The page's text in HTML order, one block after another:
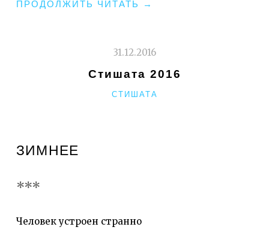
ПРОДОЛЖИТЬ ЧИТАТЬ
"СОПЛИ
ПЕРВАЯ.
→
31.12.2016
Стишата 2016
РУБРИКИ
СТИШАТА
ЗИМНЕЕ
***
Человек устроен странно